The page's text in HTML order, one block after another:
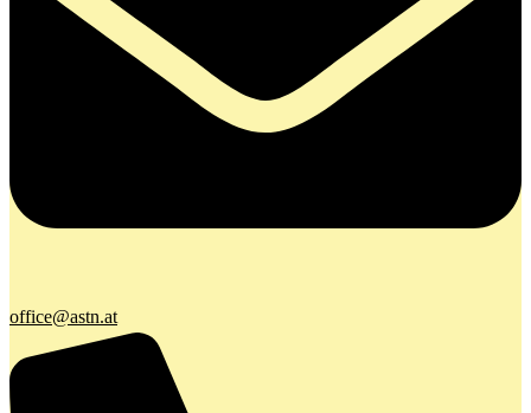
office@astn.at